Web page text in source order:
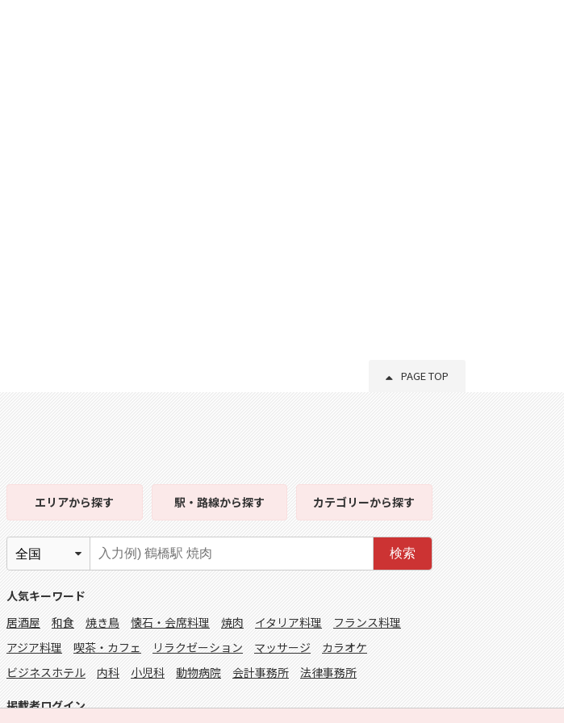
PAGE TOP
エリアから探す 駅・路線から探す カテゴリーから探す
検索
人気キーワード
居酒屋
和食 焼き鳥 懐石・会席料理 焼肉 イタリア料理
フランス料理
アジア料理
喫茶・カフェ リラクゼーション マッサージ
カラオケ
ビジネスホテル
内科 小児科 動物病院 会計事務所 法律事務所
掲載者ログイン